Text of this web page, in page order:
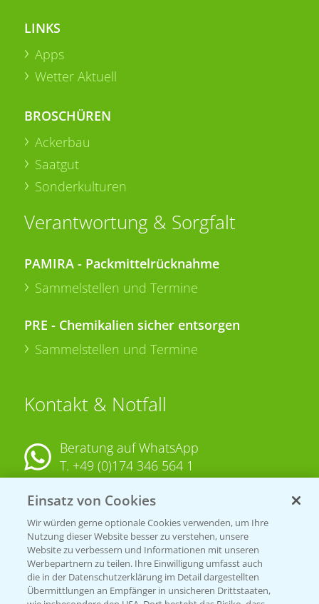
LINKS
Apps
Wetter Aktuell
BROSCHÜREN
Ackerbau
Saatgut
Sonderkulturen
Verantwortung & Sorgfalt
PAMIRA - Packmittelrücknahme
Sammelstellen und Termine
PRE - Chemikalien sicher entsorgen
Sammelstellen und Termine
Kontakt & Notfall
Beratung auf WhatsApp
T. +49 (0)174 346 564 1
KONTAKT
Hilfe in Notfällen
T.+49 (0)214/30-20220
Einsatz von Cookies
Wir würden gerne optionale Cookies verwenden, um Ihre
Nutzung dieser Website besser zu verstehen, unsere
Website zu verbessern und Informationen mit unseren
Werbepartnern zu teilen. Ihre Einwilligung umfasst auch
die in der Datenschutzerklärung im Detail dargestellten
Übermittlungen an Empfänger in unsicheren Drittstaaten,